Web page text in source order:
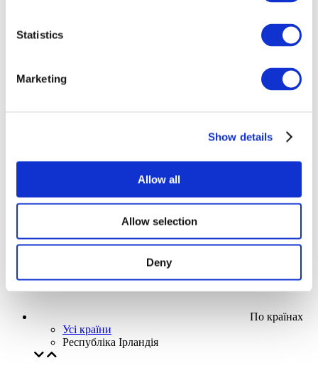
Statistics
Marketing
Show details
Allow all
Allow selection
Deny
Наша спецпропозиція
Без піджанру
По країнах
Усі країни
Республіка Ірландія